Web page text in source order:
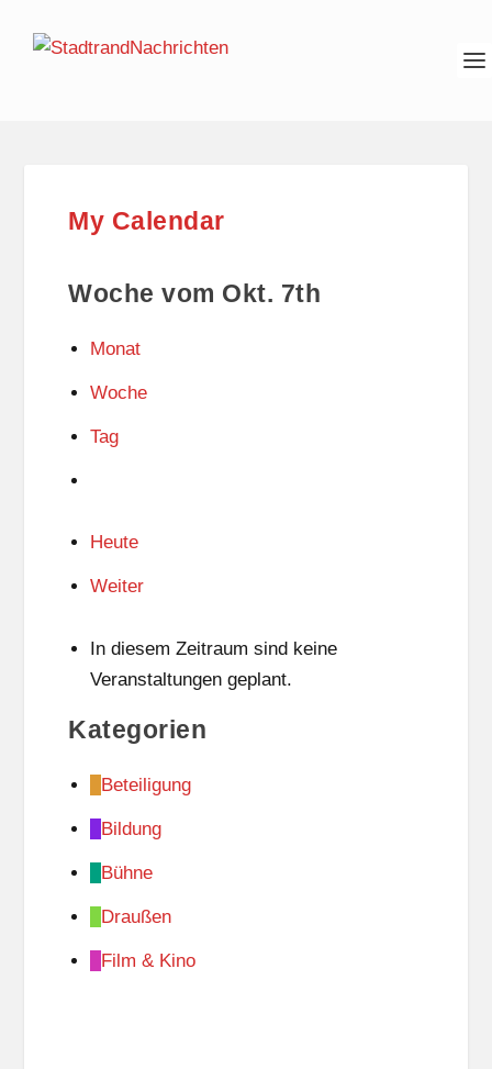
My Calendar
Woche vom Okt. 7th
Monat
Woche
Tag
Heute
Weiter
In diesem Zeitraum sind keine
Veranstaltungen geplant.
Kategorien
Beteiligung
Bildung
Bühne
Draußen
Film & Kino